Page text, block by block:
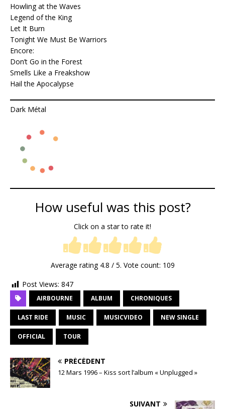
Howling at the Waves
Legend of the King
Let It Burn
Tonight We Must Be Warriors
Encore:
Don’t Go in the Forest
Smells Like a Freakshow
Hail the Apocalypse
Dark Métal
How useful was this post?
Click on a star to rate it!
Average rating 4.8 / 5. Vote count: 109
Post Views: 847
AIRBOURNE ALBUM CHRONIQUES
LAST RIDE MUSIC MUSICVIDEO NEW SINGLE
OFFICIAL TOUR
PRÉCÉDENT
12 Mars 1996 – Kiss sort l’album « Unplugged »
SUIVANT